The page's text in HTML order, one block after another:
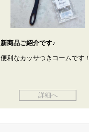
新商品ご紹介です♪
便利なカッサつきコームです！
詳細へ